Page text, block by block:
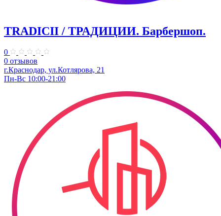
TRADICII / ТРАДИЦИИ. Барбершоп.
0
0 отзывов
г.Краснодар, ул.Котлярова, 21
Пн-Вс 10:00-21:00